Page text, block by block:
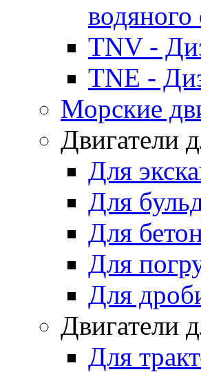
TNV -
TNE -
Морские
Двигатели
Для
Для
Для
Для
Для
Двигатели
Для